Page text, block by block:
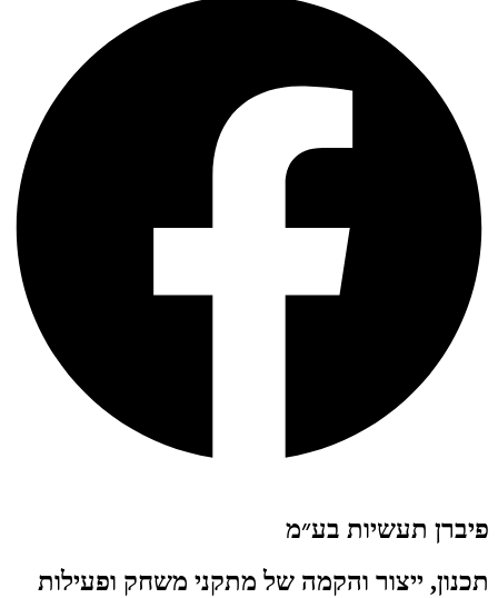
פיברן תעשיות בע״מ
תכנון, ייצור והקמה של מתקני משחק ופעילות